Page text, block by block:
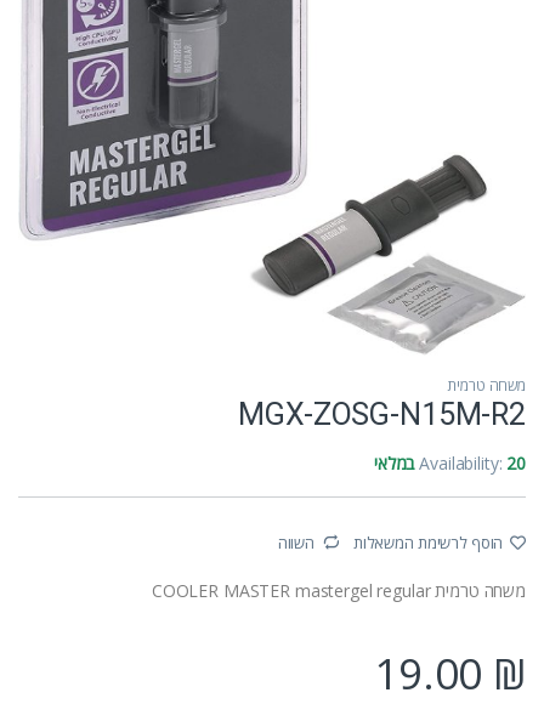
משחה טרמית
MGX-ZOSG-N15M-R2
Availability: 20 במלאי
הוסף לרשימת המשאלות השווה
משחה טרמית COOLER MASTER mastergel regular
19.00 ₪